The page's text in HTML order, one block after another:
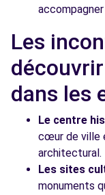
Les
dans les
Le centre
cœur de ville
architectural.
Les sites
monuments